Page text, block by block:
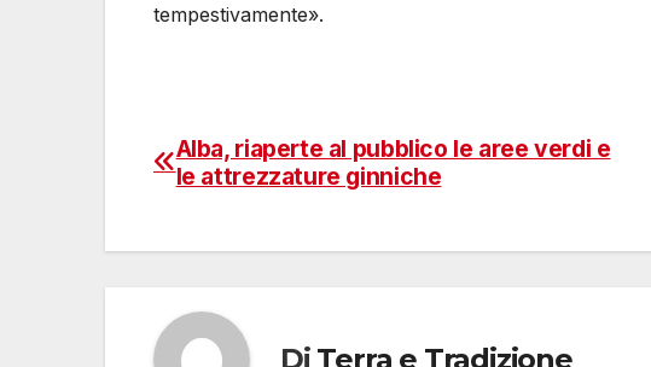
tempestivamente».
Navigazione
Alba, riaperte al pubblico le aree verdi e
le attrezzature ginniche
Di Terra e Tradizione